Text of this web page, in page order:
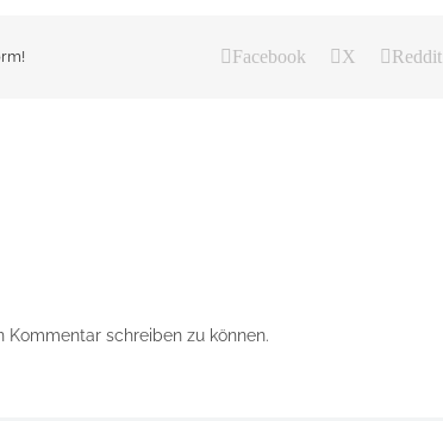
Facebook X Reddit
Kommentar schreiben zu können.